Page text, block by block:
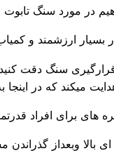
در مورد سنگ تابوت
بسیار ارزشمند و
سنگ دقت
میکند که در اینجا
های برای افراد
بالا وبعداز